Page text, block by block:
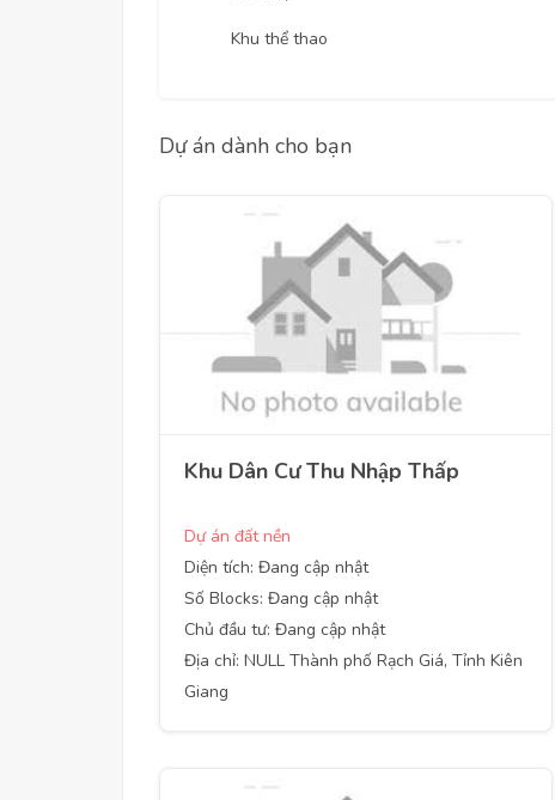
Khu thể thao
Dự án dành cho bạn
Khu Dân Cư Thu Nhập Thấp
Dự án đất nền
Diện tích: Đang cập nhật
Số Blocks: Đang cập nhật
Chủ đầu tư: Đang cập nhật
Địa chỉ: NULL Thành phố Rạch Giá, Tỉnh Kiên
Giang